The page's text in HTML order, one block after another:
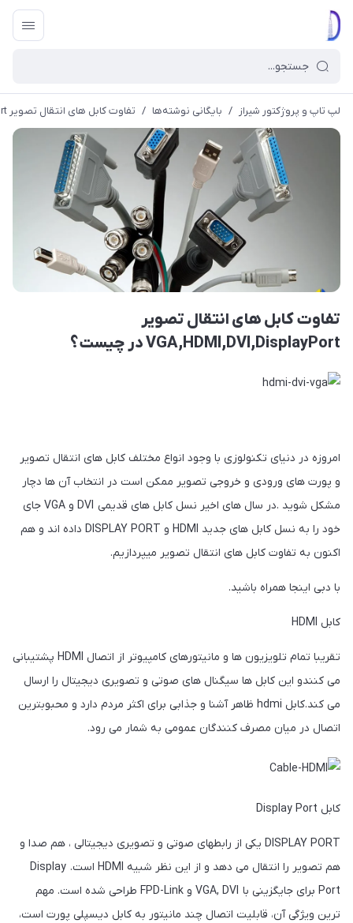
لپ تاپ و پروژکتور شیراز / بایگانی نوشته‌ها / تفاوت کابل های انتقال تصویر VGA,HDMI,DVI,DisplayPort در چیست؟
تفاوت کابل های انتقال تصویر
VGA,HDMI,DVI,DisplayPort در چیست؟
امروزه در دنیای تکنولوزی با وجود انواع مختلف کابل های انتقال تصویر
و پورت های ورودی و خروجی تصویر ممکن است در انتخاب آن ها دچار
مشکل شوید .در سال های اخیر نسل کابل های قدیمی DVI و VGA جای
خود را به نسل کابل های جدید HDMI و DISPLAY PORT داده اند و هم
اکنون به تفاوت کابل های انتقال تصویر میپردازیم.
با دبی اینجا همراه باشید.
کابل HDMI
تقریبا تمام تلویزیون ها و مانیتورهای کامپیوتر از اتصال HDMI پشتیبانی
می کنندو این کابل ها سیگنال های صوتی و تصویری دیجیتال را ارسال
می کند.کابل hdmi ظاهر آشنا و جذابی برای اکثر مردم دارد و محبوبترین
اتصال در میان مصرف کنندگان عمومی به شمار می رود.
کابل Display Port
DISPLAY PORT یکی از رابطهای صوتی و تصویری دیجیتالی ، هم صدا و
هم تصویر را انتقال می دهد و از این نظر شبیه HDMI است. Display
Port برای جایگزینی با VGA, DVI و FPD-Link طراحی شده است. مهم
ترین ویژگی آن، قابلیت اتصال چند مانیتور به کابل دیسپلی پورت است،